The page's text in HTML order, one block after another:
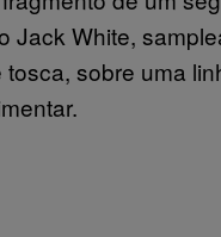
Jack White,
sobre uma